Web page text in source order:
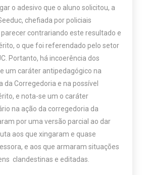
o adesivo que o aluno solicitou, a
chefiada por policiais
contrariando este resultado e
o que foi referendado pelo setor
Portanto, há incoerência dos
um caráter antipedagógico na
da Corregedoria e na possível
e nota-se um o caráter
na ação da corregedoria da
por uma versão parcial ao dar
aos que xingaram e quase
e aos que armaram situações
clandestinas e editadas.